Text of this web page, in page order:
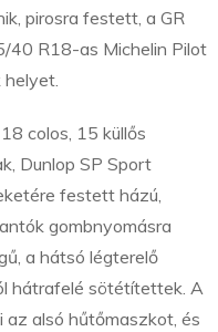
pirosra festett, a GR
40 R18-as Michelin Pilot
helyet.
colos, 15 küllős
Dunlop SP Sport
festett házú,
gombnyomásra
a hátsó légterelő
hátrafelé sötétítettek. A
alsó hűtőmaszkot, és